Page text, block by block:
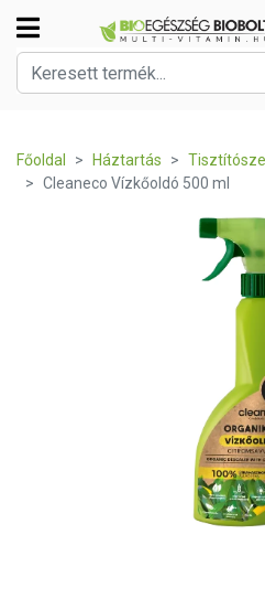
Főoldal Háztartás
Cleaneco Vízkőoldó 500 ml